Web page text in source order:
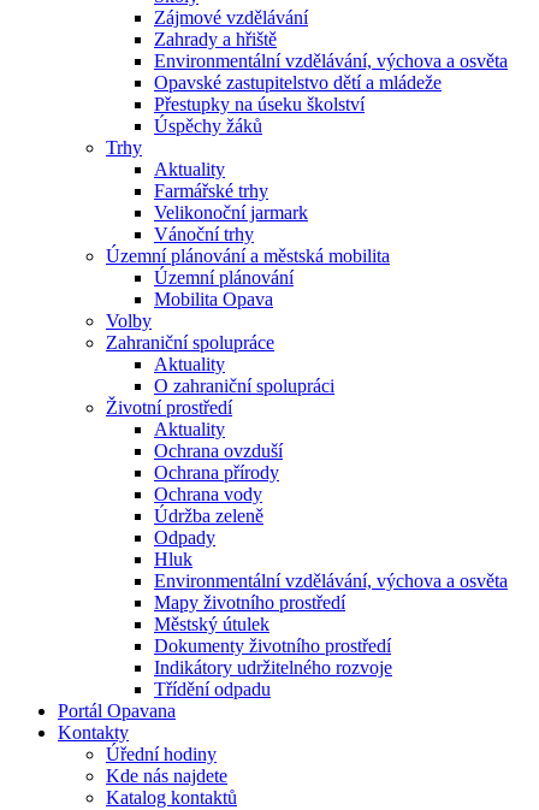
Zájmové vzdělávání
Zahrady a hřiště
Environmentální vzdělávání, výchova a osvěta
Opavské zastupitelstvo dětí a mládeže
Přestupky na úseku školství
Úspěchy žáků
Trhy
Aktuality
Farmářské trhy
Velikonoční jarmark
Vánoční trhy
Územní plánování a městská mobilita
Územní plánování
Mobilita Opava
Volby
Zahraniční spolupráce
Aktuality
O zahraniční spolupráci
Životní prostředí
Aktuality
Ochrana ovzduší
Ochrana přírody
Ochrana vody
Údržba zeleně
Odpady
Hluk
Environmentální vzdělávání, výchova a osvěta
Mapy životního prostředí
Městský útulek
Dokumenty životního prostředí
Indikátory udržitelného rozvoje
Třídění odpadu
Portál Opavana
Kontakty
Úřední hodiny
Kde nás najdete
Katalog kontaktů